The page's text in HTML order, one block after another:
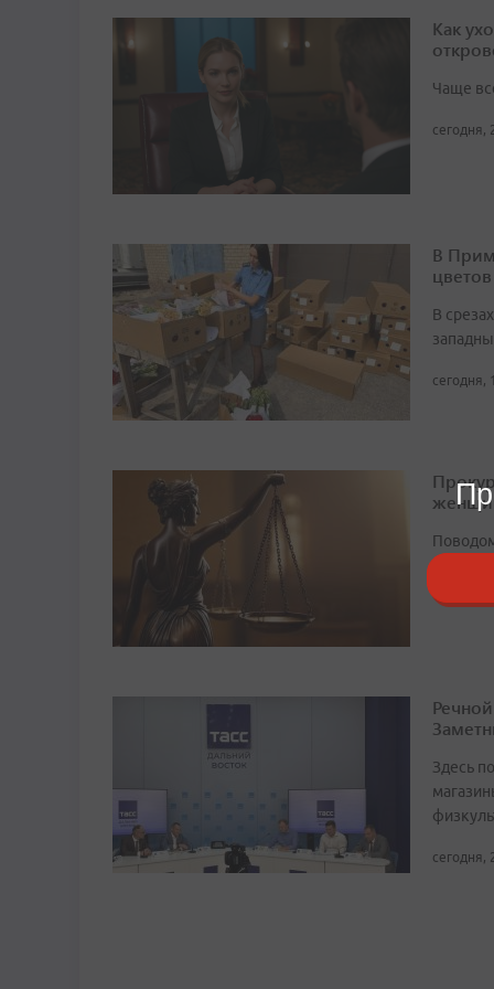
Как
Чаще
сегодня,
В
В
сегодня,
Здесь
сегодня,